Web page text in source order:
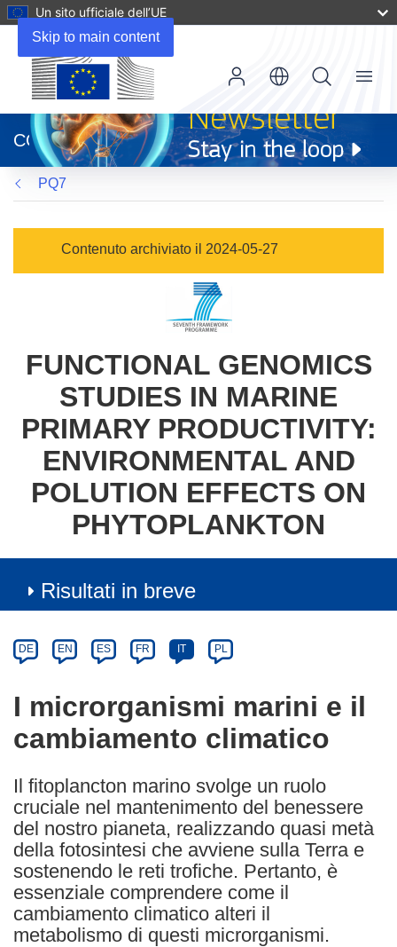
Skip to main content
Un sito ufficiale dell’UE
apre
in
una
nuova
finestra)
CORDIS
Menu
PQ7
Contenuto archiviato il 2024-05-27
FUNCTIONAL GENOMICS
STUDIES IN MARINE
PRIMARY PRODUCTIVITY:
ENVIRONMENTAL AND
POLUTION EFFECTS ON
PHYTOPLANKTON
Risultati in breve
Category
Article
available
following
languages:
DE EN ES FR IT PL
I microrganismi marini e il
cambiamento climatico
Il fitoplancton marino svolge un ruolo
cruciale nel mantenimento del benessere
del nostro pianeta, realizzando quasi metà
della fotosintesi che avviene sulla Terra e
sostenendo le reti trofiche. Pertanto, è
essenziale comprendere come il
cambiamento climatico alteri il
metabolismo di questi microrganismi.